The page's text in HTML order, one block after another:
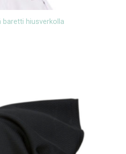
baretti hiusverkolla